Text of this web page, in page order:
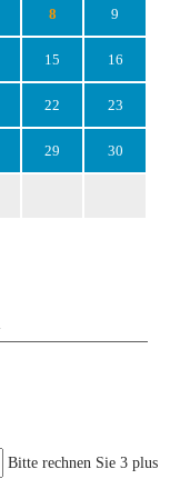
8 9
15 16
22 23
29 30
Bitte rechnen Sie 3 plus